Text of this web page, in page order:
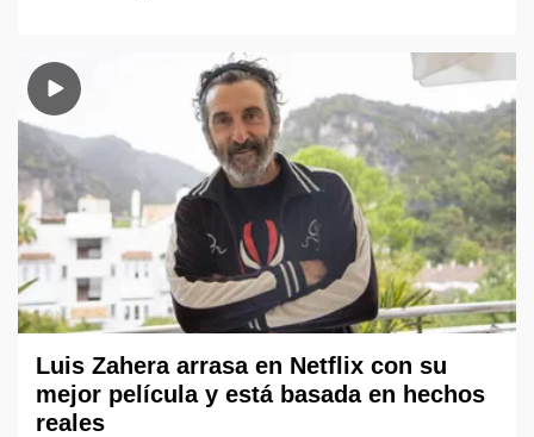
Luis Zahera arrasa en Netflix con su
mejor película y está basada en hechos
reales